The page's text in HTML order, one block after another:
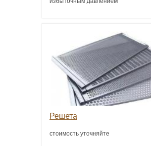
Решета
стоимость уточняйте